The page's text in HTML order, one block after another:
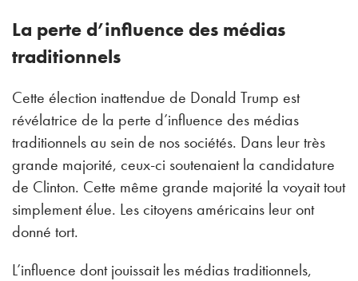
La perte d’influence des médias
traditionnels
Cette élection inattendue de Donald Trump est
révélatrice de la perte d’influence des médias
traditionnels au sein de nos sociétés. Dans leur très
grande majorité, ceux-ci soutenaient la candidature
de Clinton. Cette même grande majorité la voyait tout
simplement élue. Les citoyens américains leur ont
donné tort.
L’influence dont jouissait les médias traditionnels,